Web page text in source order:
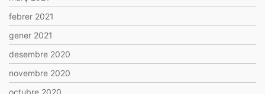
febrer 2021
gener 2021
desembre 2020
novembre 2020